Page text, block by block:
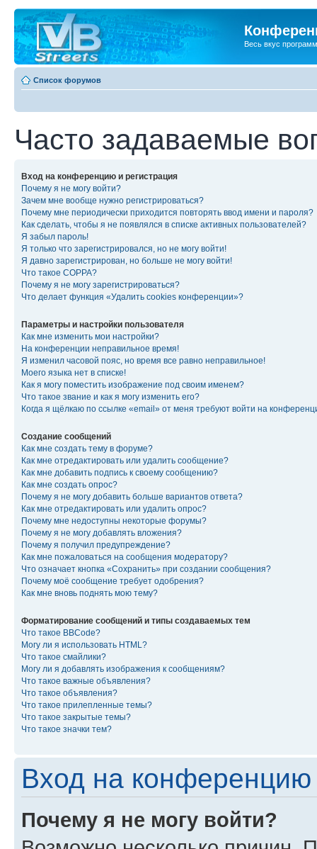
Весь вкус
Список форумов
Часто задаваемые
Вход на конференцию и регистрация
Почему я не могу войти?
Зачем мне вообще нужно регистрироваться?
Почему мне периодически приходится повторять ввод имени и пароля?
Как сделать, чтобы я не появлялся в списке активных пользователей?
Я забыл пароль!
Я только что зарегистрировался, но не могу войти!
Я давно зарегистрирован, но больше не могу войти!
Что такое COPPA?
Почему я не могу зарегистрироваться?
Что делает функция «Удалить cookies конференции»?
Параметры и настройки пользователя
Как мне изменить мои настройки?
На конференции неправильное время!
Я изменил часовой пояс, но время все равно неправильное!
Моего языка нет в списке!
Как я могу поместить изображение под своим именем?
Что такое звание и как я могу изменить его?
Когда я щёлкаю по ссылке «email» от меня требуют войти на
Создание сообщений
Как мне создать тему в форуме?
Как мне отредактировать или удалить сообщение?
Как мне добавить подпись к своему сообщению?
Как мне создать опрос?
Почему я не могу добавить больше вариантов ответа?
Как мне отредактировать или удалить опрос?
Почему мне недоступны некоторые форумы?
Почему я не могу добавлять вложения?
Почему я получил предупреждение?
Как мне пожаловаться на сообщения модератору?
Что означает кнопка «Сохранить» при создании сообщения?
Почему моё сообщение требует одобрения?
Как мне вновь поднять мою тему?
Форматирование сообщений и типы создаваемых тем
Что такое BBCode?
Могу ли я использовать HTML?
Что такое смайлики?
Могу ли я добавлять изображения к сообщениям?
Что такое важные объявления?
Что такое объявления?
Что такое прилепленные темы?
Что такое закрытые темы?
Что такое значки тем?
Вход на конференцию
Почему я не могу войти?